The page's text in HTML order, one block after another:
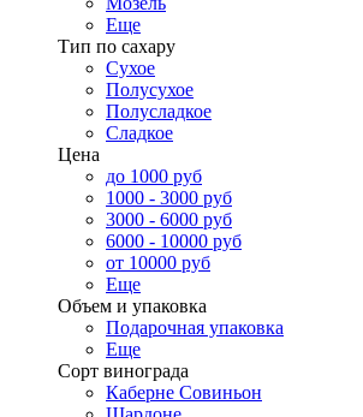
Еще
Тип по сахару
Сухое
Полусухое
Полусладкое
Сладкое
Цена
до 1000 руб
1000 - 3000 руб
3000 - 6000 руб
6000 - 10000 руб
от 10000 руб
Еще
Объем и упаковка
Подарочная упаковка
Еще
Сорт винограда
Каберне Совиньон